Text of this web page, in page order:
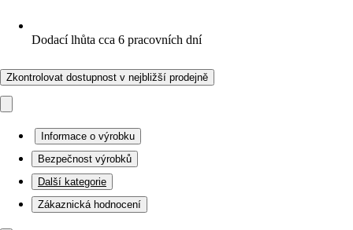
Dodací lhůta cca 6 pracovních dní
Zkontrolovat dostupnost v nejbližší prodejně
Informace o výrobku
Bezpečnost výrobků
Další kategorie
Zákaznická hodnocení